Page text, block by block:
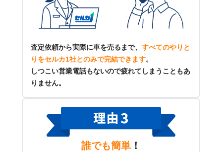
査定依頼から実際に車を売るまで、 すべてのやりと
りをセルカ1社とのみで完結できます。
しつこい営業電話もないので疲れてしまうこともあ
りません。
誰でも簡単 ！